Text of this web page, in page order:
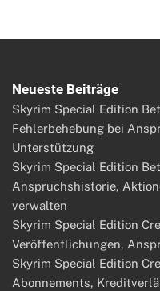
Neueste Beiträge
Skyrim Special Edition
Fehlerbehebung bei
Unterstützung
Skyrim Special Edition
Anspruchshistorie,
verwalten
Skyrim Special Edition
Veröffentlichungen,
Skyrim Special Edition
Abonnements,